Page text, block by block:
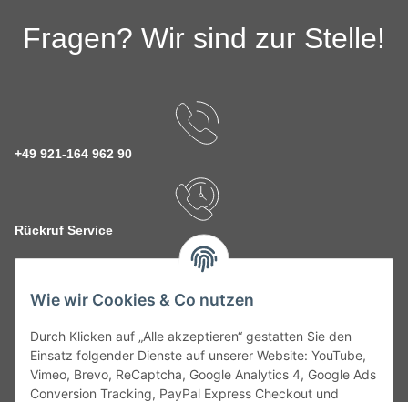
Wie wir Cookies & Co nutzen
Durch Klicken auf „Alle akzeptieren“ gestatten Sie den
Einsatz folgender Dienste auf unserer Website: YouTube,
Vimeo, Brevo, ReCaptcha, Google Analytics 4, Google Ads
Conversion Tracking, PayPal Express Checkout und
Fragen? Wir sind zur Stelle!
+49 921-164 962 90
Rückruf Service
kontakt@theo-schrauben.de